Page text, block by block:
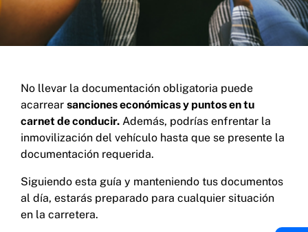
No llevar la documentación obligatoria puede
acarrear sanciones económicas y puntos en tu
carnet de conducir. Además, podrías enfrentar la
inmovilización del vehículo hasta que se presente la
documentación requerida.
Siguiendo esta guía y manteniendo tus documentos
al día, estarás preparado para cualquier situación
en la carretera.